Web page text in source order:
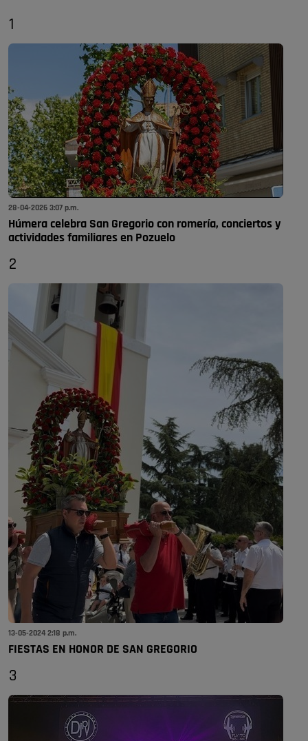
1
28-04-2026 3:07 p.m.
Húmera celebra San Gregorio con romería, conciertos y
actividades familiares en Pozuelo
2
13-05-2024 2:18 p.m.
FIESTAS EN HONOR DE SAN GREGORIO
3